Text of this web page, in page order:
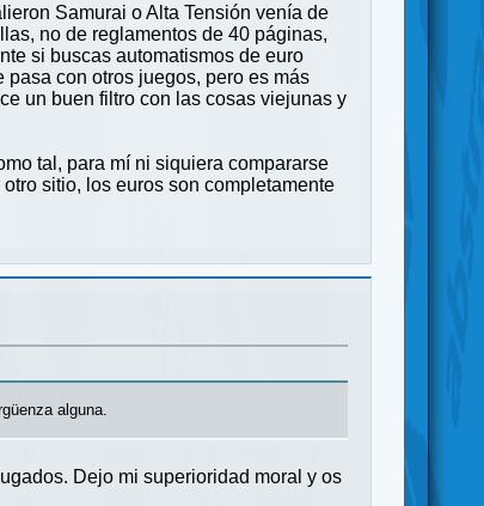
Samurai o Alta Tensión venía de
no de reglamentos de 40 páginas,
si buscas automatismos de euro
pasa con otros juegos, pero es más
un buen filtro con las cosas viejunas y
tal, para mí ni siquiera compararse
sitio, los euros son completamente
alguna.
Dejo mi superioridad moral y os